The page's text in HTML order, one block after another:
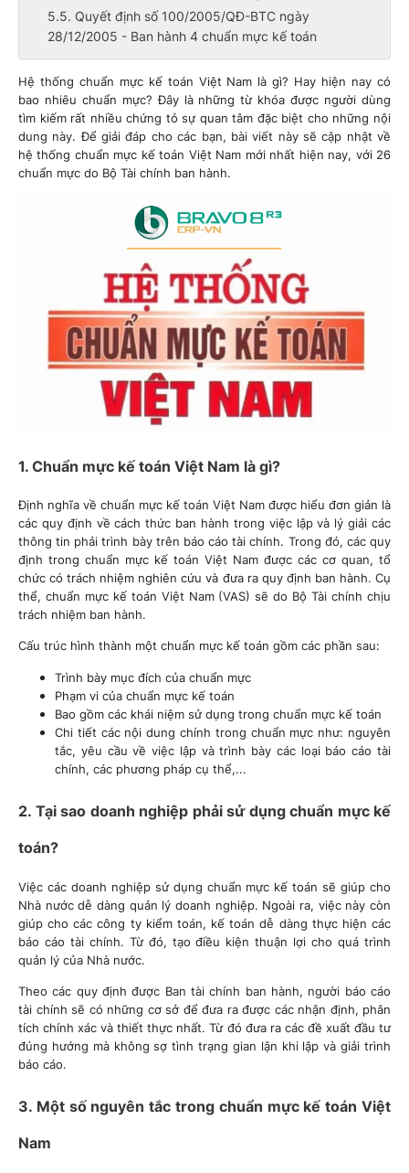
5.5. Quyết định số 100/2005/QĐ-BTC ngày
28/12/2005 - Ban hành 4 chuẩn mực kế toán
Hệ thống chuẩn mực kế toán Việt Nam là gì? Hay hiện nay có
bao nhiêu chuẩn mực? Đây là những từ khóa được người dùng
tìm kiếm rất nhiều chứng tỏ sự quan tâm đặc biệt cho những nội
dung này. Để giải đáp cho các bạn, bài viết này sẽ cập nhật về
hệ thống chuẩn mực kế toán Việt Nam mới nhất hiện nay, với 26
chuẩn mực do Bộ Tài chính ban hành.
1. Chuẩn mực kế toán Việt Nam là gì?
Định nghĩa về chuẩn mực kế toán Việt Nam được hiểu đơn giản là
các quy định về cách thức ban hành trong việc lập và lý giải các
thông tin phải trình bày trên báo cáo tài chính. Trong đó, các quy
định trong chuẩn mực kế toán Việt Nam được các cơ quan, tổ
chức có trách nhiệm nghiên cứu và đưa ra quy định ban hành. Cụ
thể, chuẩn mực kế toán Việt Nam (VAS) sẽ do Bộ Tài chính chịu
trách nhiệm ban hành.
Cấu trúc hình thành một chuẩn mực kế toán gồm các phần sau:
Trình bày mục đích của chuẩn mực
Phạm vi của chuẩn mực kế toán
Bao gồm các khái niệm sử dụng trong chuẩn mực kế toán
Chi tiết các nội dung chính trong chuẩn mực như: nguyên
tắc, yêu cầu về việc lập và trình bày các loại báo cáo tài
chính, các phương pháp cụ thể,...
2. Tại sao doanh nghiệp phải sử dụng chuẩn mực kế
toán?
Việc các doanh nghiệp sử dụng chuẩn mực kế toán sẽ giúp cho
Nhà nước dễ dàng quản lý doanh nghiệp. Ngoài ra, việc này còn
giúp cho các công ty kiểm toán, kế toán dễ dàng thực hiện các
báo cáo tài chính. Từ đó, tạo điều kiện thuận lợi cho quá trình
quản lý của Nhà nước.
Theo các quy định được Ban tài chính ban hành, người báo cáo
tài chính sẽ có những cơ sở để đưa ra được các nhận định, phân
tích chính xác và thiết thực nhất. Từ đó đưa ra các đề xuất đầu tư
đúng hướng mà không sợ tình trạng gian lận khi lập và giải trình
báo cáo.
3. Một số nguyên tắc trong chuẩn mực kế toán Việt
Nam